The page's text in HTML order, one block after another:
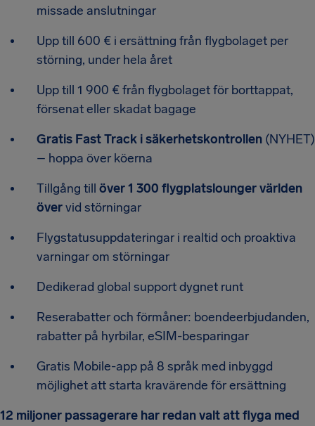
missade anslutningar
Upp till 600 € i ersättning från flygbolaget per
störning, under hela året
Upp till 1 900 € från flygbolaget för borttappat,
försenat eller skadat bagage
Gratis Fast Track i säkerhetskontrollen (NYHET)
– hoppa över köerna
Tillgång till över 1 300 flygplatslounger världen
övervid störningar
Flygstatusuppdateringar i realtid och proaktiva
varningar om störningar
Dedikerad global support dygnet runt
Reserabatter och förmåner: boendeerbjudanden,
rabatter på hyrbilar, eSIM-besparingar
Gratis Mobile-app på 8 språk med inbyggd
möjlighet att starta kravärende för ersättning
12 miljoner passagerare har redan valt att flyga med